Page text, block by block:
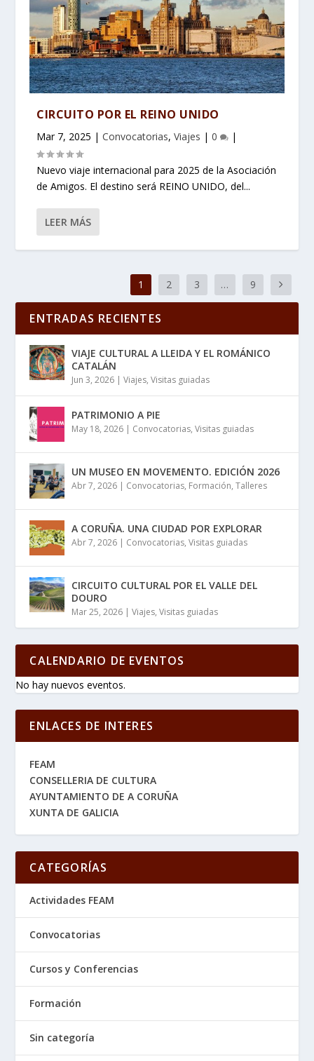
CIRCUITO POR EL REINO UNIDO
Mar 7, 2025 |Convocatorias,Viajes |0 |
Nuevo viaje internacional para 2025 de la Asociación
de Amigos. El destino será REINO UNIDO, del...
LEER MÁS
1 2 3 … 9
ENTRADAS RECIENTES
VIAJE CULTURAL A LLEIDA Y EL ROMÁNICO
CATALÁN
Jun 3, 2026 |Viajes,Visitas guiadas
PATRIMONIO A PIE
May 18, 2026 | Convocatorias,Visitas guiadas
UN MUSEO EN MOVEMENTO. EDICIÓN 2026
Abr 7, 2026 | Convocatorias, Formación,Talleres
A CORUÑA. UNA CIUDAD POR EXPLORAR
Abr 7, 2026 | Convocatorias,Visitas guiadas
CIRCUITO CULTURAL POR EL VALLE DEL
DOURO
Mar 25, 2026 |Viajes,Visitas guiadas
CALENDARIO DE EVENTOS
No hay nuevos eventos.
ENLACES DE INTERES
FEAM
CONSELLERIA DE CULTURA
AYUNTAMIENTO DE A CORUÑA
XUNTA DE GALICIA
CATEGORÍAS
Actividades FEAM
Convocatorias
Cursos y Conferencias
Formación
Sin categoría